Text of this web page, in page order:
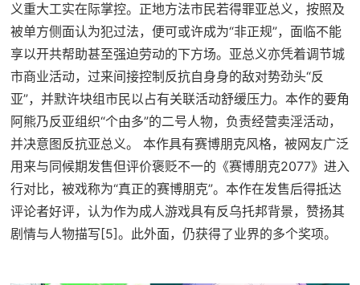
义重大工实在际掌控。正地方法市民若得罪亚总义，按照及
被单方侧面认为犯过法，便可或许成为“非正规”，面临不能
享以开共帮助甚至强迫劳动的下方场。亚总义亦凭着调节城
市商业活动，过来间接控制反抗自身身的敌对势劲头“反
亚”，并默许块组市民以占有关联活动舒缓压力。本作的要角
阿熊乃反亚组织“个由多”的二号人物，负责经营卖淫活动，
并决意图反抗亚总义。 本作具有赛博朋克风格，被网友广泛
用来与同候期发售但评价褒贬不一的《赛博朋克2077》进入
行对比，被戏称为“真正的赛博朋克”。本作在发售后得抵达
评论者好评，认为作为成人游戏具有反乌托邦背景，赞扬其
剧情与人物描写[5]。此外面，仍获得了业界的多个奖项。